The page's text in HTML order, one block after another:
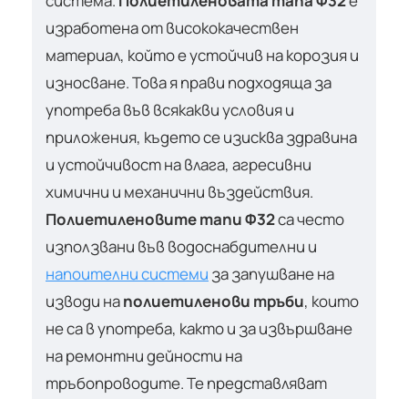
изработена от висококачествен
материал, който е устойчив на корозия и
износване. Това я прави подходяща за
употреба във всякакви условия и
приложения, където се изисква здравина
и устойчивост на влага, агресивни
химични и механични въздействия.
Полиетиленовите тапи Ф32са често
използвани във водоснабдителни и
напоителни системи за запушване на
изводи наполиетиленови тръби, които
не са в употреба, както и за извършване
на ремонтни дейности на
тръбопроводите. Те представляват